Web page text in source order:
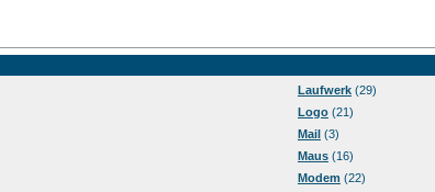
Laufwerk (29)
Logo (21)
Mail (3)
Maus (16)
Modem (22)